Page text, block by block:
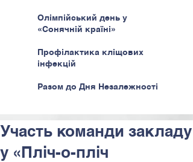
Олімпійський день у
«Сонячній країні»
Профілактика кліщових
інфекцій
Разом до Дня Незалежності
Участь команди закладу
у «Пліч-о-пліч